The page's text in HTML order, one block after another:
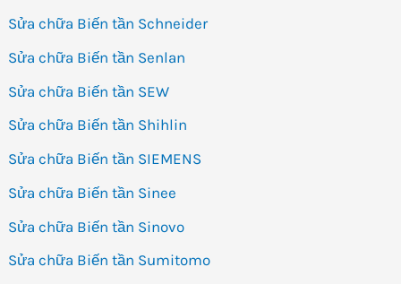
Sửa chữa Biến tần Schneider
Sửa chữa Biến tần Senlan
Sửa chữa Biến tần SEW
Sửa chữa Biến tần Shihlin
Sửa chữa Biến tần SIEMENS
Sửa chữa Biến tần Sinee
Sửa chữa Biến tần Sinovo
Sửa chữa Biến tần Sumitomo